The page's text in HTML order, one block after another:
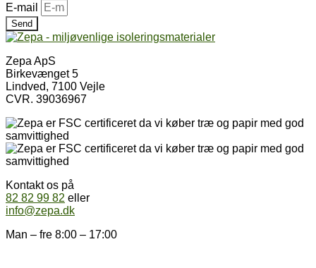
E-mail
Send
Zepa ApS
Birkevænget 5
Lindved, 7100 Vejle
CVR. 39036967
Kontakt os på
82 82 99 82 eller
info@zepa.dk
Man – fre 8:00 – 17:00